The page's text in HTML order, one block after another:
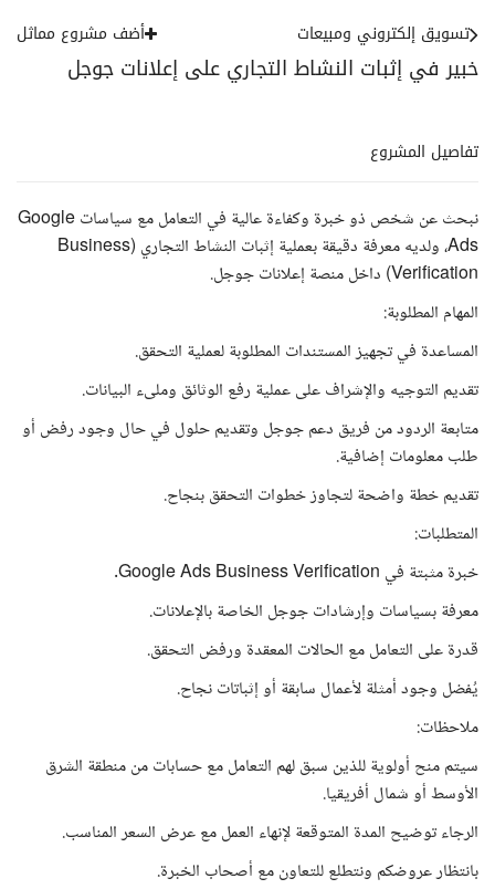
خبير في إثبات النشاط التجاري على إعلانات جوجل
تسويق إلكتروني ومبيعات أضف مشروع مماثل
تفاصيل المشروع
نبحث عن شخص ذو خبرة وكفاءة عالية في التعامل مع سياسات Google
Ads، ولديه معرفة دقيقة بعملية إثبات النشاط التجاري (Business
Verification) داخل منصة إعلانات جوجل.
المهام المطلوبة:
المساعدة في تجهيز المستندات المطلوبة لعملية التحقق.
تقديم التوجيه والإشراف على عملية رفع الوثائق وملىء البيانات.
متابعة الردود من فريق دعم جوجل وتقديم حلول في حال وجود رفض أو
طلب معلومات إضافية.
تقديم خطة واضحة لتجاوز خطوات التحقق بنجاح.
المتطلبات:
خبرة مثبتة في Google Ads Business Verification.
معرفة بسياسات وإرشادات جوجل الخاصة بالإعلانات.
قدرة على التعامل مع الحالات المعقدة ورفض التحقق.
يُفضل وجود أمثلة لأعمال سابقة أو إثباتات نجاح.
ملاحظات:
سيتم منح أولوية للذين سبق لهم التعامل مع حسابات من منطقة الشرق
الأوسط أو شمال أفريقيا.
الرجاء توضيح المدة المتوقعة لإنهاء العمل مع عرض السعر المناسب.
بانتظار عروضكم ونتطلع للتعاون مع أصحاب الخبرة.